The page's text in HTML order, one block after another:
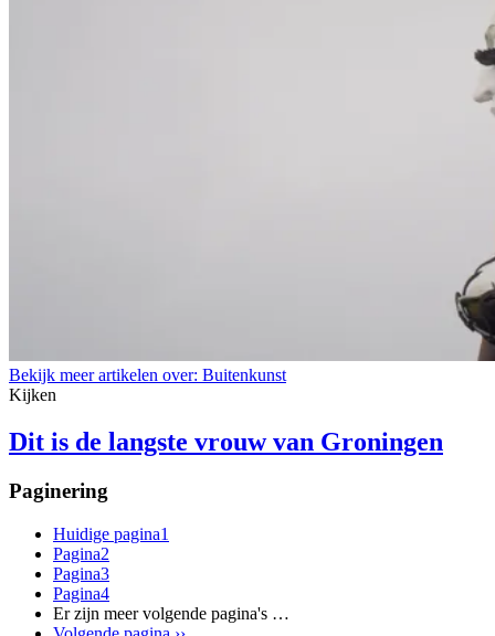
Bekijk meer artikelen over: Buitenkunst
Kijken
Dit is de langste vrouw van Groningen
Paginering
Huidige pagina1
Pagina2
Pagina3
Pagina4
Er zijn meer volgende pagina's …